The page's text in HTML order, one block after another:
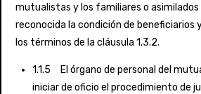
mutualistas y los familiares o
reconocida la condición de beneficiarios
los términos de la cláusula 1.3.2.
1.1.5 El órgano de personal del
iniciar de oficio el procedimiento de